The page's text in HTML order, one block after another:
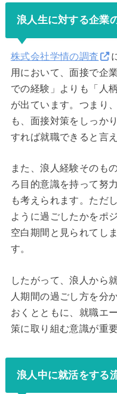
浪人生に対する企業
株式会社学情の調査
用において、面接で企
での経験」よりも「人
が出ています。つまり
も、面接対策をしっか
すれば就職できると言
また、浪人経験そのも
ろ目的意識を持って努
も考えられます。ただ
ように過ごしたかをポ
空白期間と見られてし
す。
したがって、浪人から
人期間の過ごし方を分
おくとともに、就職エ
策に取り組む意識が重要
浪人中に就活をする